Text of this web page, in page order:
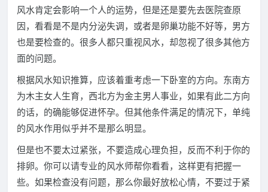
风水肯定会影响一个人的运势，但是还是要先去医院查原
因，看看是不是内分泌失调，或者是卵巢功能不好等，男方
也是要检查的。很多人都只重视风水，却忽视了很多其他方
面的问题。
根据风水知识推算，应该着重考虑一下卧室的方向。东南方
为木主女人生育，西北方为金主男人事业，如果有此二方向
的话，的确能够促进怀孕。但其他条件满足的情况下，单纯
的风水作用似乎并不是那么明显。
但是也不要太过紧张，不要造成心理负担，反而不利于你的
排卵。你可以请专业的风水师帮你看看，这样更有把握一
些。如果检查没有问题，那么你最好放松心情，不要过于紧